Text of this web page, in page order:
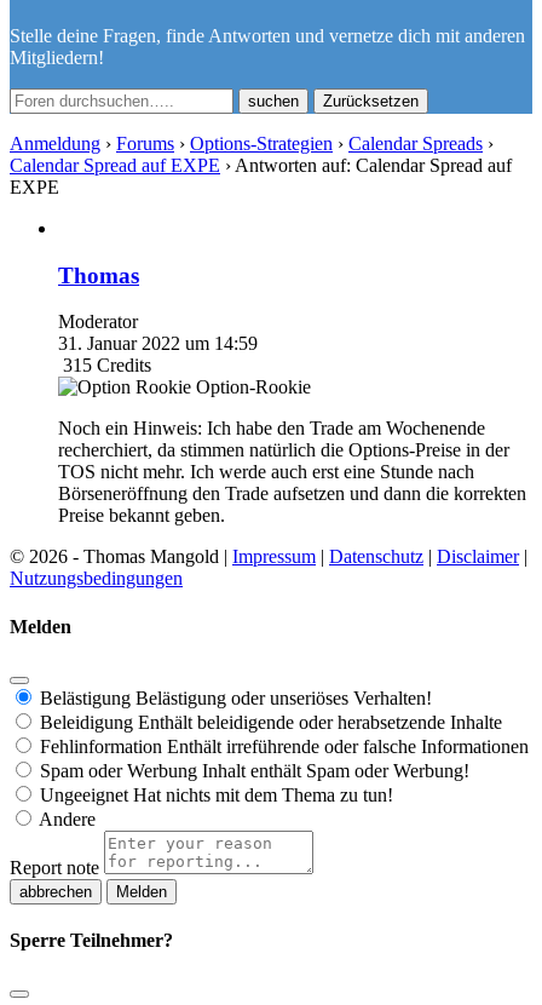
Stelle deine Fragen, finde Antworten und vernetze dich mit anderen
Mitgliedern!
Zurücksetzen
Anmeldung › Forums › Options-Strategien › Calendar Spreads ›
Calendar Spread auf EXPE › Antworten auf: Calendar Spread auf
EXPE
Thomas
Moderator
31. Januar 2022 um 14:59
315 Credits
Option-Rookie
Noch ein Hinweis: Ich habe den Trade am Wochenende
recherchiert, da stimmen natürlich die Options-Preise in der
TOS nicht mehr. Ich werde auch erst eine Stunde nach
Börseneröffnung den Trade aufsetzen und dann die korrekten
Preise bekannt geben.
© 2026 - Thomas Mangold | Impressum | Datenschutz | Disclaimer|
Nutzungsbedingungen
Melden
Belästigung Belästigung oder unseriöses Verhalten!
Beleidigung Enthält beleidigende oder herabsetzende Inhalte
Fehlinformation Enthält irreführende oder falsche Informationen
Spam oder Werbung Inhalt enthält Spam oder Werbung!
Ungeeignet Hat nichts mit dem Thema zu tun!
Andere
Report note
Melden
Sperre Teilnehmer?